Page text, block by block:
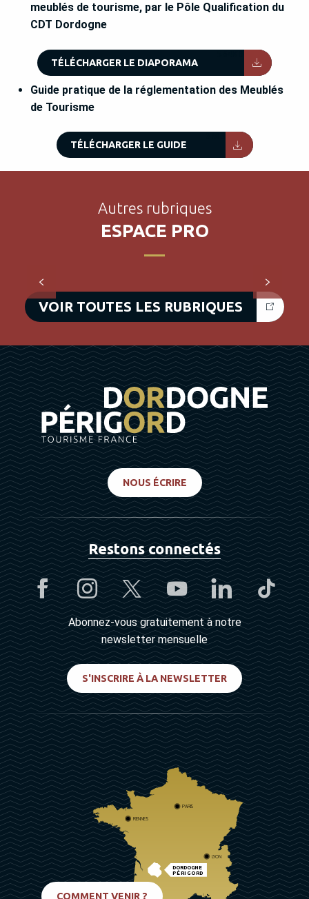
meublés de tourisme, par le Pôle Qualification du
CDT Dordogne
TÉLÉCHARGER LE DIAPORAMA
Guide pratique de la réglementation des Meublés
de Tourisme
TÉLÉCHARGER LE GUIDE
Autres rubriques
ESPACE PRO
Chambre d’hôtes Référence
VOIR TOUTES LES RUBRIQUES
NOUS ÉCRIRE
Restons connectés
Abonnez-vous gratuitement à notre
newsletter mensuelle
S'INSCRIRE À LA NEWSLETTER
DORDOGNE
PÉRIGORD
PARIS
RENNES
LYON
COMMENT VENIR ?